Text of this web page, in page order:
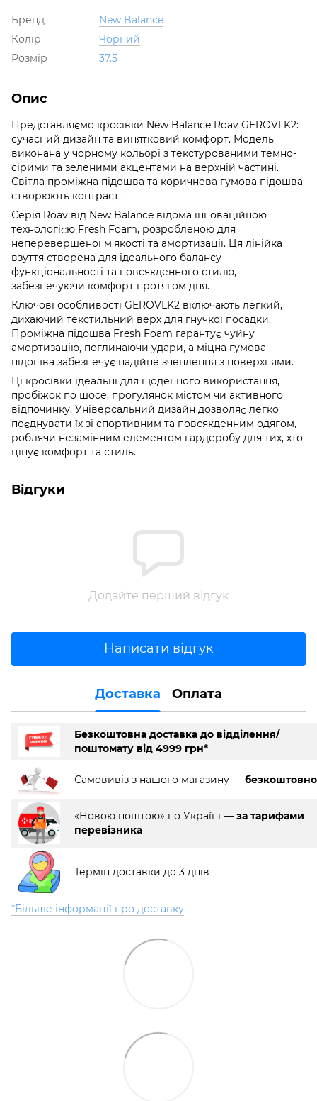
Бренд
New Balance
Колір
Чорний
Розмір
37.5
Опис
Представляємо кросівки New Balance Roav GEROVLK2:
сучасний дизайн та винятковий комфорт. Модель
виконана у чорному кольорі з текстурованими темно-
сірими та зеленими акцентами на верхній частині.
Світла проміжна підошва та коричнева гумова підошва
створюють контраст.
Серія Roav від New Balance відома інноваційною
технологією Fresh Foam, розробленою для
неперевершеної м'якості та амортизації. Ця лінійка
взуття створена для ідеального балансу
функціональності та повсякденного стилю,
забезпечуючи комфорт протягом дня.
Ключові особливості GEROVLK2 включають легкий,
дихаючий текстильний верх для гнучкої посадки.
Проміжна підошва Fresh Foam гарантує чуйну
амортизацію, поглинаючи удари, а міцна гумова
підошва забезпечує надійне зчеплення з поверхнями.
Ці кросівки ідеальні для щоденного використання,
пробіжок по шосе, прогулянок містом чи активного
відпочинку. Універсальний дизайн дозволяє легко
поєднувати їх зі спортивним та повсякденним одягом,
роблячи незамінним елементом гардеробу для тих, хто
цінує комфорт та стиль.
Відгуки
Додайте перший відгук
Написати відгук
Доставка Оплата
Безкоштовна доставка до відділення/
поштомату від 4999 грн*
Самовивіз з нашого магазину — безкоштовно
«Новою поштою» по Україні — за тарифами
перевізника
Термін доставки до 3 днів
*Більше інформації про доставку